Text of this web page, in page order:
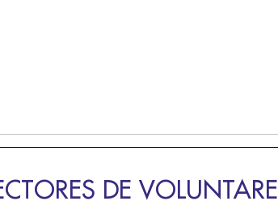
DE VOLUNTARE